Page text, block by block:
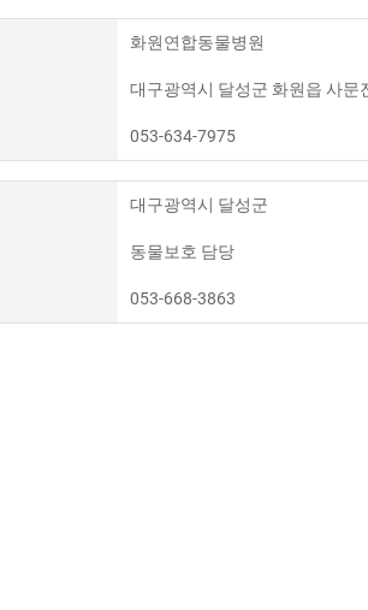
화원연합동물병원
대구광역시 달성군 화원읍 사문
053-634-7975
대구광역시 달성군
동물보호 담당
053-668-3863